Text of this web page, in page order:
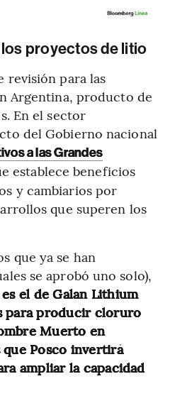
los proyectos de litio
revisión para las
Argentina, producto de
En el sector
del Gobierno nacional
a las Grandes
establece beneficios
y cambiarios por
que superen los
que ya se han
se aprobó uno solo),
el de Galan Lithium
para producir cloruro
Muerto en
Posco invertirá
ampliar la capacidad